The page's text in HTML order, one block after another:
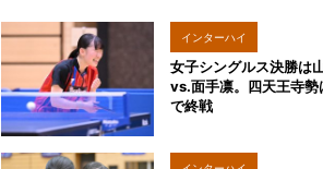
インターハイ
2025
女子シングルス決勝は
vs.面手凛。四天王寺
で終戦